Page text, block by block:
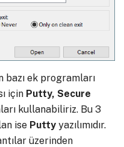
bazı ek programları
için Putty, Secure
kullanabiliriz. Bu 3
ise Putty yazılımıdır.
üzerinden